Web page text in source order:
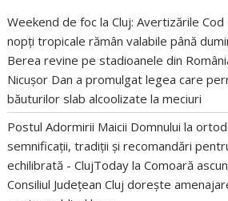
Weekend de foc la Cluj: Avertizările Cod
nopți tropicale rămân valabile până
Berea revine pe stadioanele din
Nicușor Dan a promulgat legea care
băuturilor slab alcoolizate la meciuri
Postul Adormirii Maicii Domnului la
semnificații, tradiții și recomandări
echilibrată - ClujToday laComoară
Consiliul Județean Cluj dorește